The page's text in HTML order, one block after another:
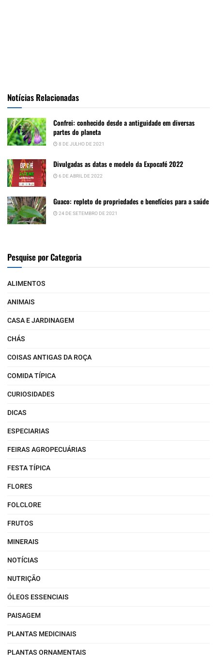
Notícias Relacionadas
Confrei: conhecido desde a antiguidade em diversas
partes do planeta
8 DE JULHO DE 2021
Divulgadas as datas e modelo da Expocafé 2022
6 DE ABRIL DE 2022
Guaco: repleto de propriedades e benefícios para a saúde
24 DE SETEMBRO DE 2021
Pesquise por Categoria
ALIMENTOS
ANIMAIS
CASA E JARDINAGEM
CHÁS
COISAS ANTIGAS DA ROÇA
COMIDA TÍPICA
CURIOSIDADES
DICAS
ESPECIARIAS
FEIRAS AGROPECUÁRIAS
FESTA TÍPICA
FLORES
FOLCLORE
FRUTOS
MINERAIS
NOTÍCIAS
NUTRIÇÃO
ÓLEOS ESSENCIAIS
PAISAGEM
PLANTAS MEDICINAIS
PLANTAS ORNAMENTAIS